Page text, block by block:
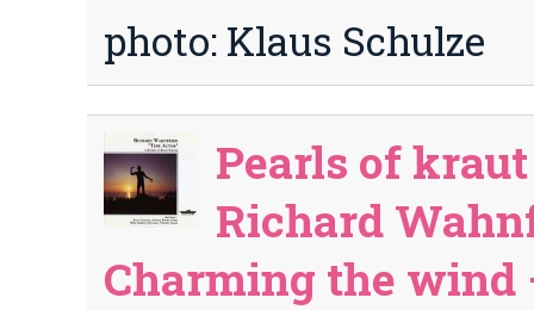
photo: Klaus Schulze
Pearls of
Richard
Charming the wind